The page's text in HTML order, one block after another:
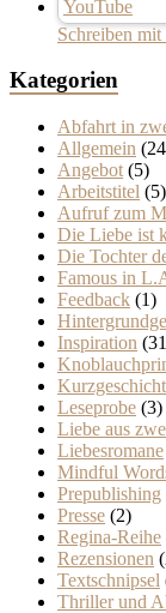
Schreiben
Kategorien
Abfahrt in
Allgemein
Angebot (5)
Arbeitstitel (5)
Aufruf zum
Die Liebe ist
Die Tochter
Famous in
Feedback (1)
Inspiration
Leseprobe (3)
Liebe aus
Liebesromane
Mindful
Prepublishing
Presse (2)
Regina-Reihe
Rezensionen
Textschnipsel
Thriller und